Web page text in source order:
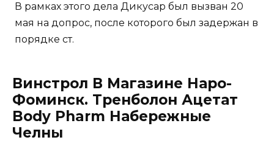
В рамках этого дела Дикусар был вызван 20
мая на допрос, после которого был задержан в
порядке ст.
Винстрол В Магазине Наро-
Фоминск. Тренболон Ацетат
Body Pharm Набережные
Челны